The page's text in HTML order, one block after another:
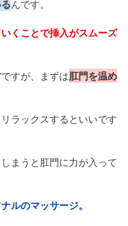
んです。
くことで挿入がスムーズ
ですが、まずは肛門を温め
ラックスするといいです
まうと肛門に力が入って
ルのマッサージ。